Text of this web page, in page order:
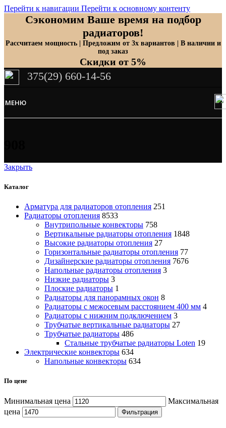
Перейти к навигации Перейти к основному контенту
Сэкономим Ваше время на подбор
радиаторов!
Рассчитаем мощность | Предложим от 3х вариантов | В наличии и
под заказ
Скидки от 5%
375(29) 660-14-56
МЕНЮ
Закрыть
Каталог
Арматура для радиаторов отопления 251
Радиаторы отопления 8533
Внутрипольные конвекторы 758
Вертикальные радиаторы отопления 1848
Высокие радиаторы отопления 27
Горизонтальные радиаторы отопления 77
Дизайнерские радиаторы отопления 7676
Напольные радиаторы отопления 3
Низкие радиаторы 3
Плоские радиаторы 1
Радиаторы для панорамных окон 8
Радиаторы с межосевым расстоянием 400 мм 4
Радиаторы с нижним подключением 3
Трубчатые вертикальные радиаторы 27
Трубчатые радиаторы 486
Cтальные трубчатые радиаторы Loten 19
Электрические конвекторы 634
Напольные конвекторы 634
По цене
Минимальная цена
Максимальная
цена
Фильтрация